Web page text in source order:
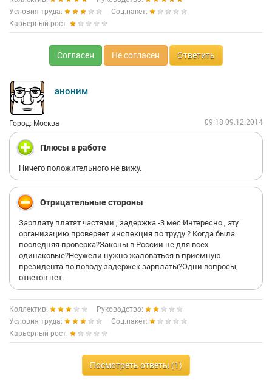
Условия труда:
Соц.пакет:
Карьерный рост:
Согласен Не согласен Ответить
аноним
Город: Москва 09:18 09.12.2014
Плюсы в работе
Ничего положительного не вижу.
Отрицательные стороны
Зарплату платят частями , задержка -3 мес.Интересно , эту
организацию проверяет инспекция по труду ? Когда была
последняя проверка?Законы в России не для всех
одинаковые?Неужели нужно жаловаться в приемную
президента по поводу задержек зарплаты?Одни вопросы,
ответов нет.
Коллектив:
Руководство:
Условия труда:
Соц.пакет:
Карьерный рост:
Посмотреть ответы (1)